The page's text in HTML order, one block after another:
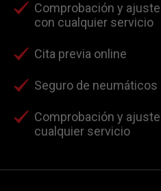
Comprobación y
con cualquier servicio
Cita previa online
Seguro de neumáticos
Comprobación y
cualquier servicio